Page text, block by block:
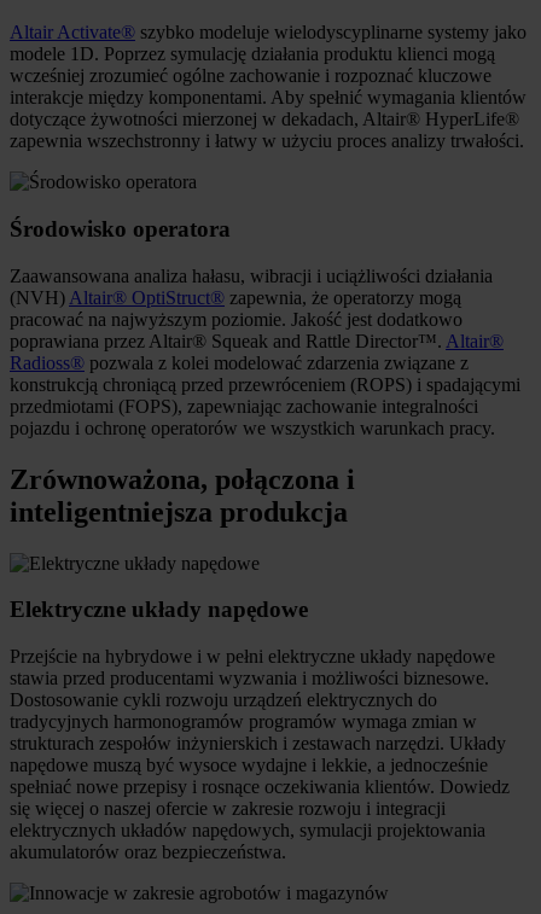
Altair Activate® szybko modeluje wielodyscyplinarne systemy jako
modele 1D. Poprzez symulację działania produktu klienci mogą
wcześniej zrozumieć ogólne zachowanie i rozpoznać kluczowe
interakcje między komponentami. Aby spełnić wymagania klientów
dotyczące żywotności mierzonej w dekadach, Altair® HyperLife®
zapewnia wszechstronny i łatwy w użyciu proces analizy trwałości.
Środowisko operatora
Zaawansowana analiza hałasu, wibracji i uciążliwości działania
(NVH) Altair® OptiStruct® zapewnia, że operatorzy mogą
pracować na najwyższym poziomie. Jakość jest dodatkowo
poprawiana przez Altair® Squeak and Rattle Director™. Altair®
Radioss® pozwala z kolei modelować zdarzenia związane z
konstrukcją chroniącą przed przewróceniem (ROPS) i spadającymi
przedmiotami (FOPS), zapewniając zachowanie integralności
pojazdu i ochronę operatorów we wszystkich warunkach pracy.
Zrównoważona, połączona i
inteligentniejsza produkcja
Elektryczne układy napędowe
Przejście na hybrydowe i w pełni elektryczne układy napędowe
stawia przed producentami wyzwania i możliwości biznesowe.
Dostosowanie cykli rozwoju urządzeń elektrycznych do
tradycyjnych harmonogramów programów wymaga zmian w
strukturach zespołów inżynierskich i zestawach narzędzi. Układy
napędowe muszą być wysoce wydajne i lekkie, a jednocześnie
spełniać nowe przepisy i rosnące oczekiwania klientów. Dowiedz
się więcej o naszej ofercie w zakresie rozwoju i integracji
elektrycznych układów napędowych, symulacji projektowania
akumulatorów oraz bezpieczeństwa.